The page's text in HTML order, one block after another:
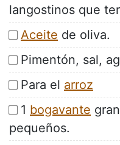
langostinos que
Aceite de oliva.
Pimentón, sal,
Para el arroz
1 bogavante
pequeños.